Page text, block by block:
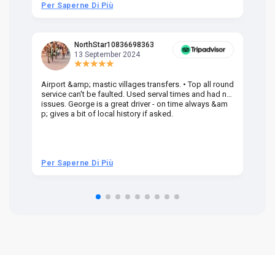
Per Saperne Di Più
NorthStar10836698363
13 September 2024
Airport &amp; mastic villages transfers. • Top all round
service can't be faulted. Used serval times and had no
issues. George is a great driver - on time always &am
p; gives a bit of local history if asked.
Per Saperne Di Più